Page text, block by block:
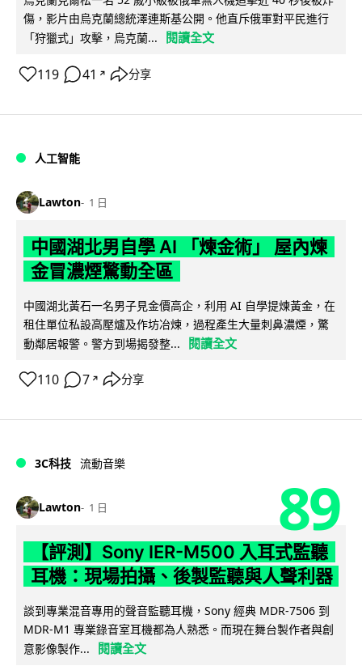
傷，影片由烏克蘭總統澤連斯基公開。他直斥俄軍對平民進行
「狩獵式」攻擊，烏克蘭...
閱讀全文
119 41 ↗ 分享
人工智能
Lawton 1 日
中國湖北男自學 AI 「煉金術」 屋內煉
金冒濃煙驚動全區
中國湖北黃石一名男子見金價高企，利用 AI 自學提煉黃金，在
租住單位私設高壓爐及作坊冶煉，過程產生大量刺鼻濃煙，驚
動鄰居報警。警方到場揭發整...
閱讀全文
110 7 ↗ 分享
3C科技 流動音樂
Lawton 1 日 89
【評測】Sony IER-M500 入耳式監聽
耳機：現場拍攝、後製監聽與人聲利器
談到專業混音專用的聲音監聽耳機，Sony 經典 MDR-7506 到
MDR-M1 專業錄音室耳機都為人熟悉。而現在舞台製作者與創
意影像製作...
閱讀全文